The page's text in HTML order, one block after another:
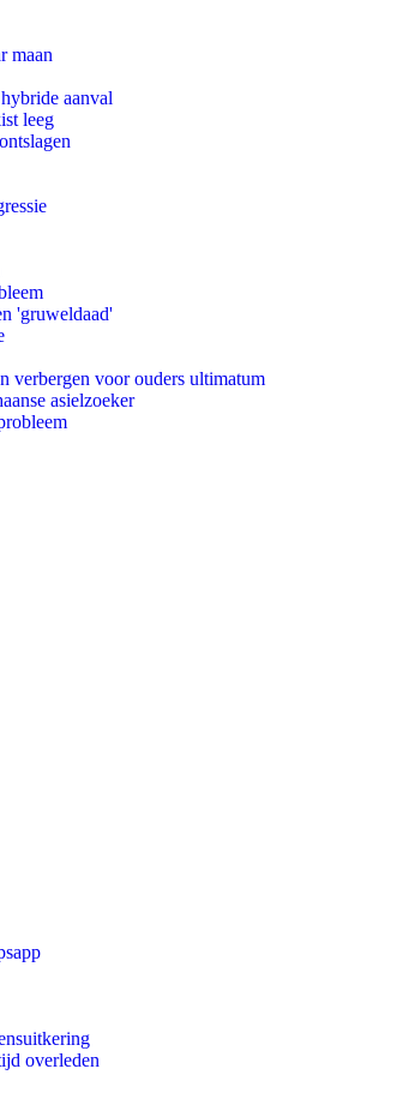
maan
aanval
leeg
'gruweldaad'
verbergen voor ouders ultimatum
asielzoeker
overleden